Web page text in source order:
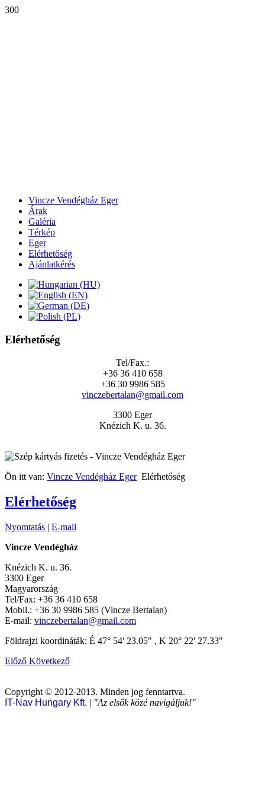
300
Vincze Vendégház Eger
Árak
Galéria
Térkép
Eger
Elérhetőség
Ajánlatkérés
Elérhetőség
Tel/Fax.:
+36 36 410 658
+36 30 9986 585
vinczebertalan@gmail.com
3300 Eger
Knézich K. u. 36.
Ön itt van: Vincze Vendégház Eger Elérhetőség
Elérhetőség
Nyomtatás | E-mail
Vincze Vendégház
Knézich K. u. 36.
3300 Eger
Magyarország
Tel/Fax: +36 36 410 658
Mobil.: +36 30 9986 585 (Vincze Bertalan)
E-mail: vinczebertalan@gmail.com
Földrajzi koordináták: É 47° 54' 23.05" , K 20° 22' 27.33"
Előző Következő
Copyright © 2012-2013. Minden jog fenntartva.
IT-Nav Hungary Kft. | "Az elsők közé navigáljuk!"